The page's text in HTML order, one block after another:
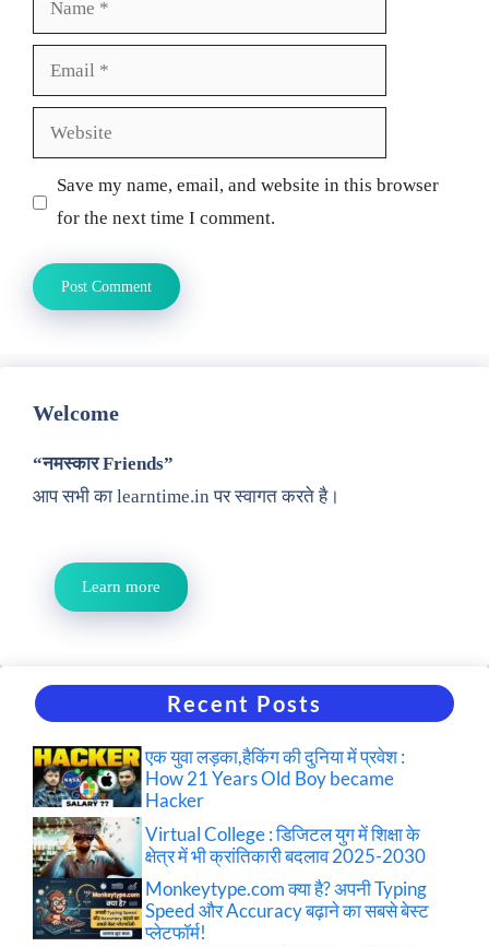
Email
Website
Save my name, email, and website in this browser
for the next time I comment.
Welcome
“नमस्कार Friends”
आप सभी का learntime.in पर स्वागत करते है।
Learn more
Recent Posts
एक युवा लड़का,हैकिंग की दुनिया में प्रवेश :
How 21 Years Old Boy became
Hacker
Virtual College : डिजिटल युग में शिक्षा के
क्षेत्र में भी क्रांतिकारी बदलाव 2025-2030
Monkeytype.com क्या है? अपनी Typing
Speed और Accuracy बढ़ाने का सबसे बेस्ट
प्लेटफॉर्म!